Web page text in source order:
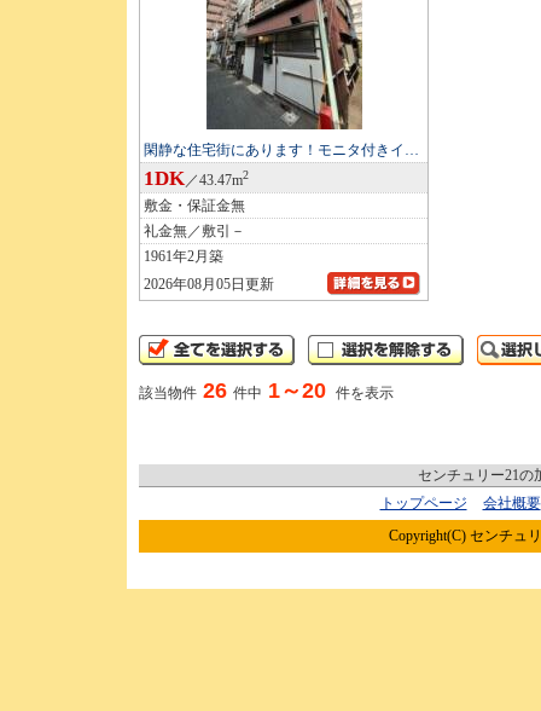
閑静な住宅街にあります！モニタ付きイ…
1DK／43.47m2
敷金・保証金無
礼金無／敷引－
1961年2月築
2026年08月05日更新
該当物件 26 件中 1～20 件を表示
センチュリー21の
トップページ
会社概要
Copyright(C) センチュ